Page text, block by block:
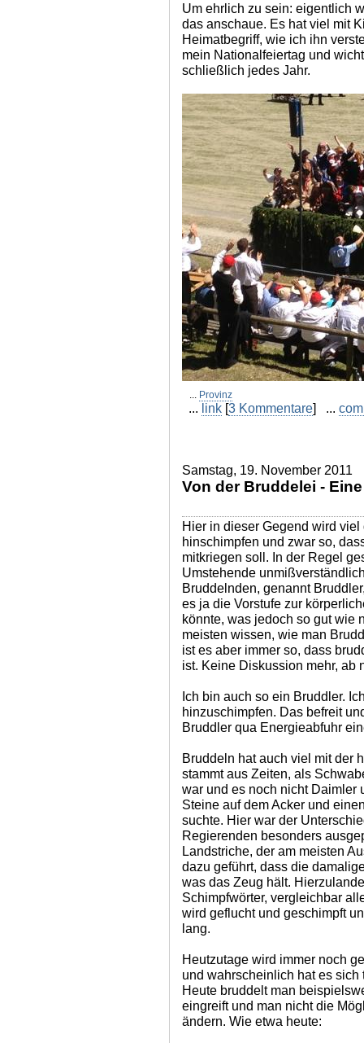
Um ehrlich zu sein: eigentlich
das anschaue. Es hat viel mit
Heimatbegriff, wie ich ihn
mein Nationalfeiertag und
schließlich jedes Jahr.
... Provinz
... link [3 Kommentare] ...
Samstag, 19. November 2011
Von der Bruddelei -
Hier in dieser Gegend wird
hinschimpfen und zwar so,
mitkriegen soll. In der Regel
Umstehende
Bruddelnden, genannt
es ja die Vorstufe zur
könnte, was jedoch so gut wie
meisten wissen, wie man
ist es aber immer so, dass
ist. Keine Diskussion mehr, ab
Ich bin auch so ein Bruddler.
hinzuschimpfen. Das befreit
Bruddler qua Energieabfuhr
Bruddeln hat auch viel mit der
stammt aus Zeiten, als
war und es noch nicht Daimler
Steine auf dem Acker und
suchte. Hier war der
Regierenden besonders
Landstriche, der am meisten
dazu geführt, dass die
was das Zeug hält.
Schimpfwörter, vergleichbar
wird geflucht und geschimpft
lang.
Heutzutage wird immer noch
und wahrscheinlich hat es
Heute bruddelt man
eingreift und man nicht die
ändern. Wie etwa heute: